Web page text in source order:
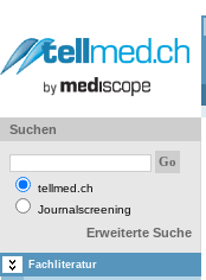
Suchen
tellmed.ch
Journalscreening
Erweiterte Suche
Fachliteratur